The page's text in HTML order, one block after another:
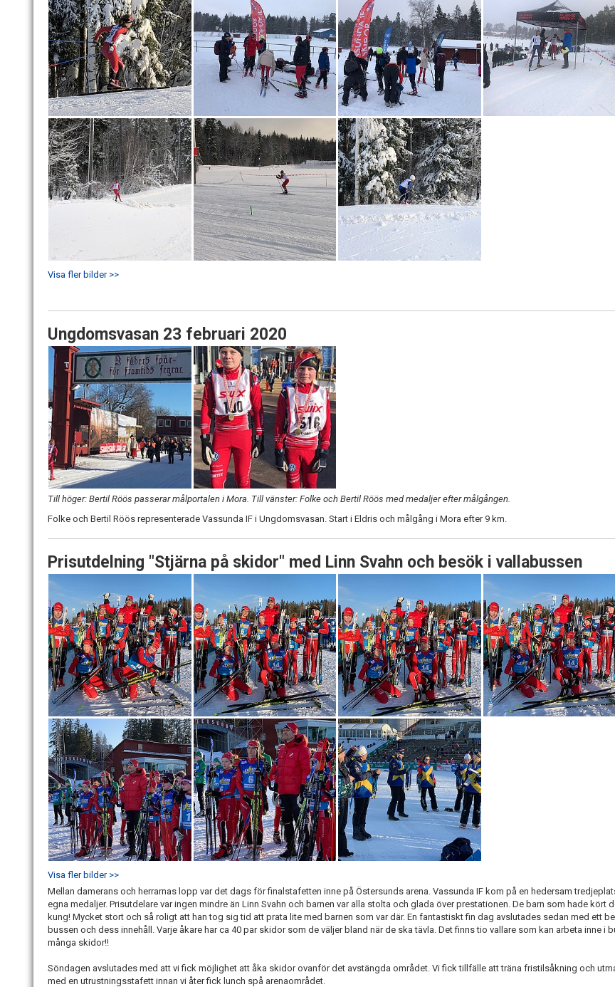
Visa fler bilder >>
Ungdomsvasan 23 februari 2020
Till höger: Bertil Röös passerar målportalen i Mora. Till vänster: Folke och Bertil Röös med medaljer efter målgången.
Folke och Bertil Röös representerade Vassunda IF i Ungdomsvasan. Start i Eldris och målgång i Mora efter 9 km.
Prisutdelning "Stjärna på skidor" med Linn Svahn och besök i vallabussen
Visa fler bilder >>
Mellan damerans och herrarnas lopp var det dags för finalstafetten inne på Östersunds arena. Vassunda IF kom på en hedersam
egna medaljer. Prisutdelare var ingen mindre än Linn Svahn och barnen var alla stolta och glada över prestationen. De barn som hade
kung! Mycket stort och så roligt att han tog sig tid att prata lite med barnen som var där. En fantastiskt fin dag avslutades sedan med ett
bussen och dess innehåll. Varje åkare har ca 40 par skidor som de väljer bland när de ska tävla. Det finns tio vallare som kan arbeta inne
många skidor!!
Söndagen avslutades med att vi fick möjlighet att åka skidor ovanför det avstängda området. Vi fick tillfälle att träna fristilsåkning och
med en utrustningsstafett innan vi åter fick lunch spå arenaområdet.